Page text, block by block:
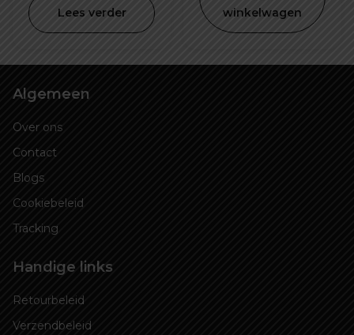
€ 24,99.€ 14,99.
Lees verder
€ 29,99.€
winkelwagen
Algemeen
Over ons
Contact
Blogs
Cookiebeleid
Tracking
Handige links
Retourbeleid
Verzendbeleid